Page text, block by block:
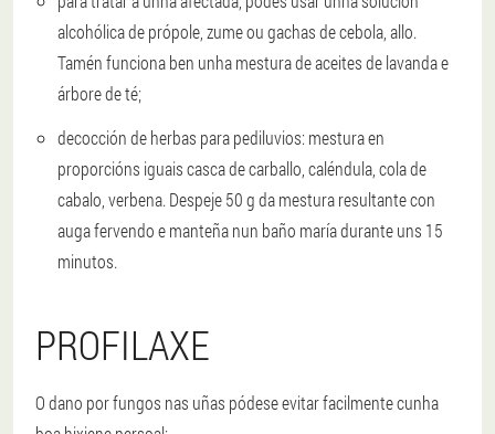
alcohólica de própole, zume ou gachas de cebola, allo.
Tamén funciona ben unha mestura de aceites de lavanda e
árbore de té;
decocción de herbas para pediluvios: mestura en
proporcións iguais casca de carballo, caléndula, cola de
cabalo, verbena. Despeje 50 g da mestura resultante con
auga fervendo e manteña nun baño maría durante uns 15
minutos.
PROFILAXE
O dano por fungos nas uñas pódese evitar facilmente cunha